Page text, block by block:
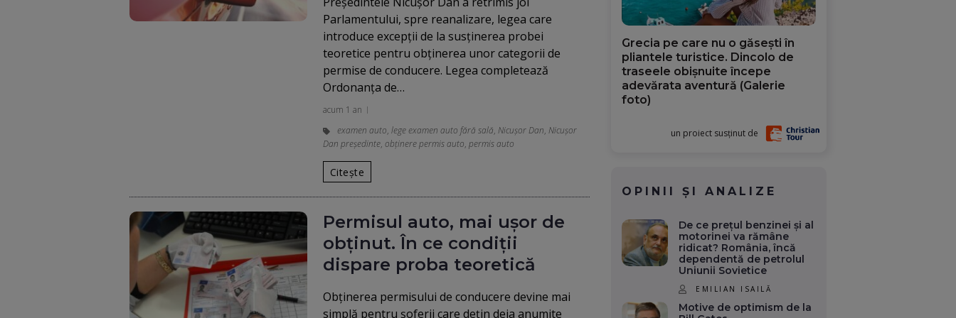
Parlamentului, spre reanalizare, legea care
introduce excepții de la susținerea probei
teoretice pentru obținerea unor categorii de
permise de conducere. Legea completează
Ordonanţa de…
acum 1 an
examen auto, lege examen auto fără sală, Nicușor Dan, Nicușor
Dan președinte, obținere permis auto, permis auto
Citește
Permisul auto, mai ușor de
obținut. În ce condiții
dispare proba teoretică
Obținerea permisului de conducere devine mai
simplă pentru șoferii care dețin deja anumite
Grecia pe care nu o găsești în
pliantele turistice. Dincolo de
traseele obișnuite începe
adevărata aventură (Galerie
foto)
un proiect susținut de
OPINII ȘI ANALIZE
De ce prețul benzinei și al
motorinei va rămâne
ridicat? România, încă
dependentă de petrolul
Uniunii Sovietice
EMILIAN ISAILĂ
Motive de optimism de la